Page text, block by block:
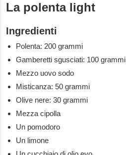
La polenta light
Ingredienti
Polenta: 200 grammi
Gamberetti sgusciati: 100 grammi
Mezzo uovo sodo
Misticanza: 50 grammi
Olive nere: 30 grammi
Mezza cipolla
Un pomodoro
Un limone